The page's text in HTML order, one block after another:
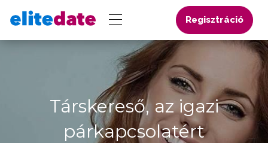
Regisztráció
Társkereső, az igazi
párkapcsolatért